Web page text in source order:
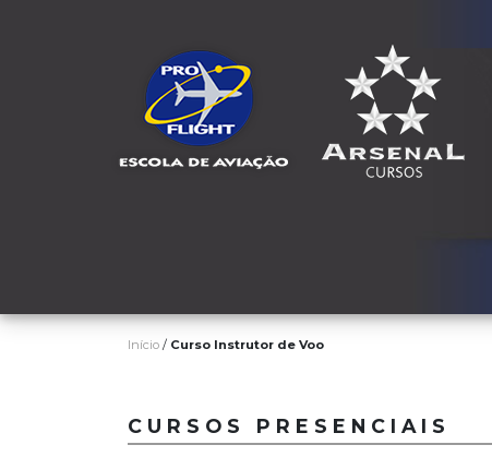
Início / Curso Instrutor de Voo
CURSOS PRESENCIAIS